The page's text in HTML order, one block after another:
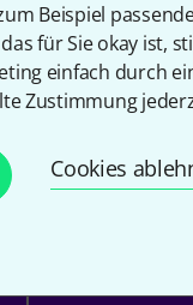
Beispiel
für Sie okay ist,
einfach durch
Zustimmung
Cookies